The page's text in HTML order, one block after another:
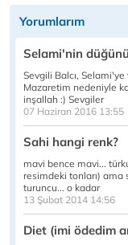
Yorumlarım
Selami'nin
Sevgili Balcı,
Mazaretim nedeniyle
inşallah :) Sevgiler
07 Haziran 2016 13:55
Sahi hangi renk?
mavi bence mavi...
resimdeki tonları) ama
turuncu... o kadar
13 Şubat 2014 14:56
Diet (imi ödedim